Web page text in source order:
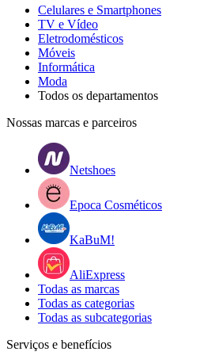
Celulares e Smartphones
TV e Vídeo
Eletrodomésticos
Móveis
Informática
Moda
Todos os departamentos
Nossas marcas e parceiros
Netshoes
Epoca Cosméticos
KaBuM!
AliExpress
Todas as marcas
Todas as categorias
Todas as subcategorias
Serviços e benefícios